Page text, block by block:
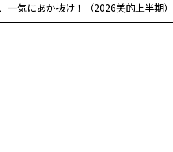
気にあか抜け！（2026美的上半期）